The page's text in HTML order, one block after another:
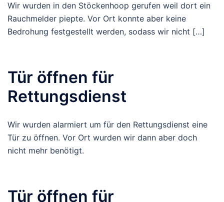
Wir wurden in den Stöckenhoop gerufen weil dort ein
Rauchmelder piepte. Vor Ort konnte aber keine
Bedrohung festgestellt werden, sodass wir nicht […]
Tür öffnen für
Rettungsdienst
Wir wurden alarmiert um für den Rettungsdienst eine
Tür zu öffnen. Vor Ort wurden wir dann aber doch
nicht mehr benötigt.
Tür öffnen für